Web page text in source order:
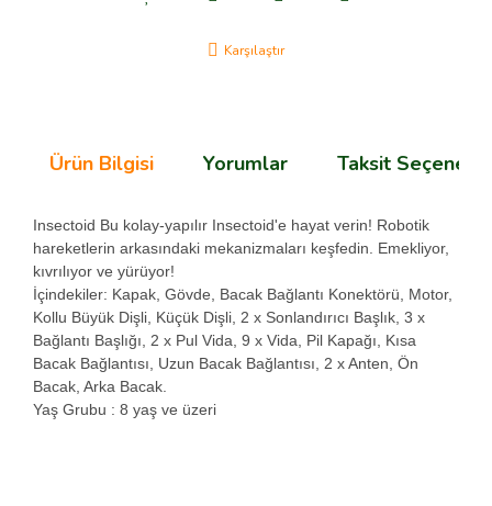
Karşılaştır
Ürün Bilgisi Yorumlar Taksit
Insectoid Bu kolay-yapılır Insectoid'e hayat verin! Robotik
hareketlerin arkasındaki mekanizmaları keşfedin. Emekliyor,
kıvrılıyor ve yürüyor!
İçindekiler: Kapak, Gövde, Bacak Bağlantı Konektörü, Motor,
Kollu Büyük Dişli, Küçük Dişli, 2 x Sonlandırıcı Başlık, 3 x
Bağlantı Başlığı, 2 x Pul Vida, 9 x Vida, Pil Kapağı, Kısa
Bacak Bağlantısı, Uzun Bacak Bağlantısı, 2 x Anten, Ön
Bacak, Arka Bacak.
Yaş Grubu : 8 yaş ve üzeri